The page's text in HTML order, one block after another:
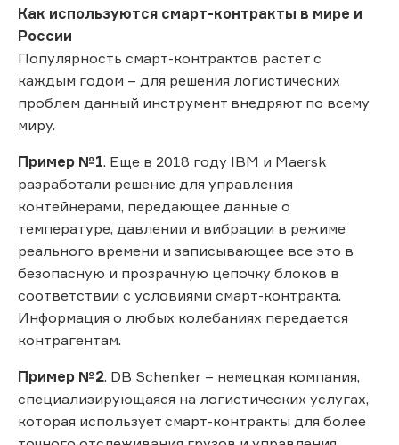
Как используются смарт-контракты в мире и
России
Популярность смарт-контрактов растет с
каждым годом – для решения логистических
проблем данный инструмент внедряют по всему
миру.
Пример №1. Еще в 2018 году IBM и Maersk
разработали решение для управления
контейнерами, передающее данные о
температуре, давлении и вибрации в режиме
реального времени и записывающее все это в
безопасную и прозрачную цепочку блоков в
соответствии с условиями смарт-контракта.
Информация о любых колебаниях передается
контрагентам.
Пример №2. DB Schenker – немецкая компания,
специализирующаяся на логистических услугах,
которая использует смарт-контракты для более